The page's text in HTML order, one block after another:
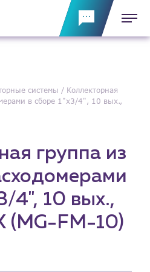
системы
Коллекторная
в сборе 1"х3/4", 10 вых.,
группа из
4", 10 вых.,
(MG-FM-10)